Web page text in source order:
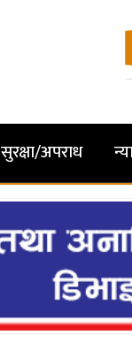
सुरक्षा/अपराध